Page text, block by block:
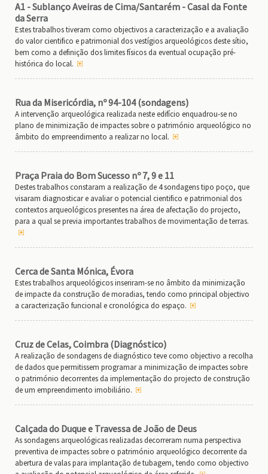
A1 - Sublanço Aveiras de Cima/Santarém - Casal da Fonte
da Serra
Estes trabalhos tiveram como objectivos a caracterização e a avaliação
do valor cientifico e patrimonial dos vestígios arqueológicos deste sítio,
bem como a definição dos limites físicos da eventual ocupação pré-
histórica do local.
Rua da Misericórdia, nº 94-104 (sondagens)
A intervenção arqueológica realizada neste edifício enquadrou-se no
plano de minimização de impactes sobre o património arqueológico no
âmbito do empreendimento a realizar no local.
Praça Praia do Bom Sucesso nº 7, 9 e 11
Destes trabalhos constaram a realização de 4 sondagens tipo poço, que
visaram diagnosticar e avaliar o potencial cientifico e patrimonial dos
contextos arqueológicos presentes na área de afectação do projecto,
para a qual se previa importantes trabalhos de movimentação de terras.
Cerca de Santa Mónica, Évora
Estes trabalhos arqueológicos inseriram-se no âmbito da minimização
de impacte da construção de moradias, tendo como principal objectivo
a caracterização funcional e cronológica do espaço.
Cruz de Celas, Coimbra (Diagnóstico)
A realização de sondagens de diagnóstico teve como objectivo a recolha
de dados que permitissem programar a minimização de impactes sobre
o património decorrentes da implementação do projecto de construção
de um empreendimento imobiliário.
Calçada do Duque e Travessa de João de Deus
As sondagens arqueológicas realizadas decorreram numa perspectiva
preventiva de impactes sobre o património arqueológico decorrente da
abertura de valas para implantação de tubagem, tendo como objectivo